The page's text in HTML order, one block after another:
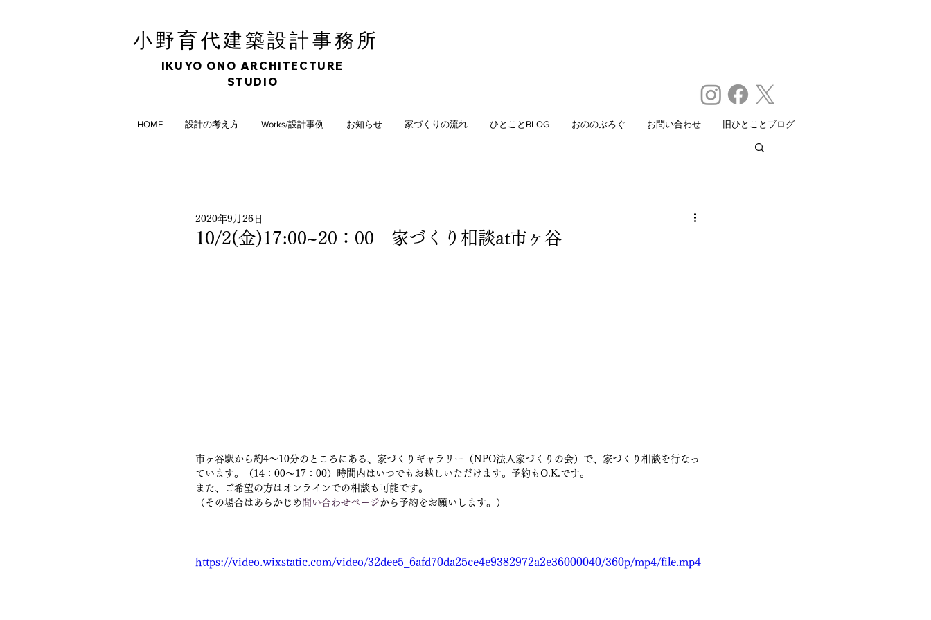
小野育代建築設計事務所
IKUYO ONO ARCHITECTURE
STUDIO
HOME 設計の考え方 Works/設計事例 お知らせ 家づくりの流れ ひとことBLOG おののぶろぐ お問い合わせ 旧ひとことブログ
10/2(金)17:00~20：00 家づくり相談at市ヶ谷
2020年9月26日
市ヶ谷駅から約4〜10分のところにある、家づくりギャラリー（NPO法人家づくりの会）で、家づくり相談を行なっ
ています。（14：00〜17：00）時間内はいつでもお越しいただけます。予約もO.K.です。
また、ご希望の方はオンラインでの相談も可能です。
（その場合はあらかじめ 問い合わせページから予約をお願いします。）
https://video.wixstatic.com/video/32dee5_6afd70da25ce4e9382972a2e36000040/360p/mp4/file.mp4